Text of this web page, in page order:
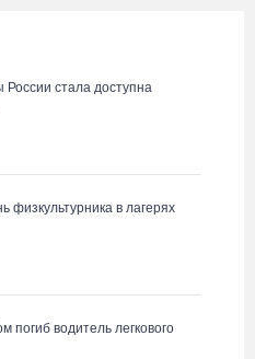
стала доступна
физкультурника в лагерях
погиб водитель легкового